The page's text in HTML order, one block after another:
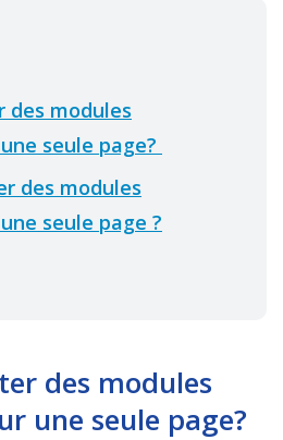
des modules
seule page?
des modules
seule page ?
des modules
une seule page?